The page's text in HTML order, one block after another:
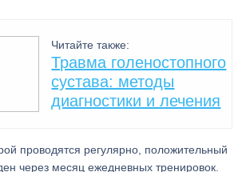
Читайте также:
Травма голеностопного
сустава: методы
диагностики и лечения
проводятся регулярно, положительный
через месяц ежедневных тренировок.